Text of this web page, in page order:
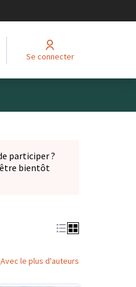
Se connecter
participer ?
être bientôt
Avec le plus d'auteurs